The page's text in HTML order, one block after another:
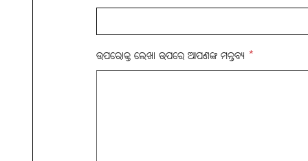
ଉପରୋକ୍ତ ଲେଖା ଉପରେ ଆପଣଙ୍କ ମନ୍ତବ୍ୟ *